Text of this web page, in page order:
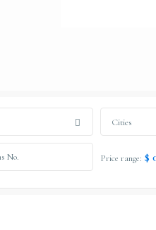
Cities
Price range: $